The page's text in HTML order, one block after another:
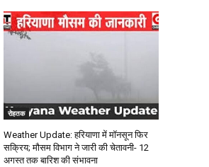
रोहतक
Weather Update: हरियाणा में मॉनसून फिर
सक्रिय; मौसम विभाग ने जारी की चेतावनी- 12
अगस्त तक बारिश की संभावना